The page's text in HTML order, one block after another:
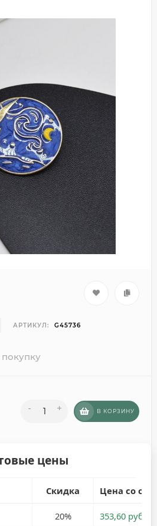
АРТИКУЛ: G45736
- + В КОРЗИНУ
цены
Скидка Цена со
20% 353,60 руб.